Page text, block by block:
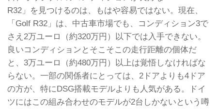
R32」を見つけるのは、もはや容易ではない。現在、
「Golf R32」は、中古車市場でも、コンディション3で
さえ2万ユーロ（約320万円）以下では入手できない。
良いコンディションとそこそこの走行距離の個体だ
と、3万ユーロ（約480万円）以上は覚悟しなければな
らない。一部の関係者にとっては、2ドアよりも4ドア
の方が、特にDSG搭載モデルよりも人気がある。ドイ
ツにはこの組み合わせのモデルが2台しかないという噂